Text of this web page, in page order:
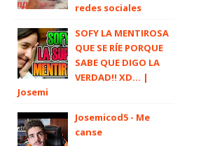
redes sociales
SOFY LA MENTIROSA
QUE SE RÍE PORQUE
SABE QUE DIGO LA
VERDAD!! XD... |
Josemi
Josemicod5 - Me
canse